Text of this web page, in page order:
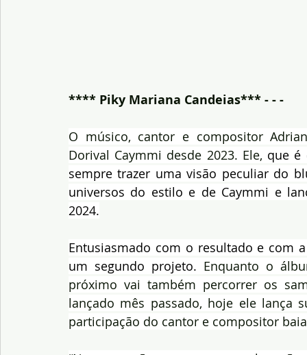
**** Piky Mariana Candeias*** - - -
O músico, cantor e compositor
Dorival Caymmi desde 2023. Ele, que é
sempre trazer uma visão peculiar do
universos do estilo e de Caymmi e
2024.
Entusiasmado com o resultado e com
um segundo projeto. Enquanto o
próximo vai também percorrer os
lançado mês passado, hoje ele lança
participação do cantor e compositor